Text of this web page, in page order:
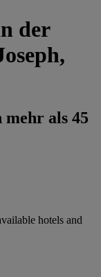
der
mehr als 45
hotels and